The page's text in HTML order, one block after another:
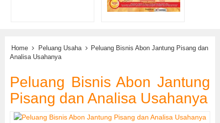
Home Peluang Usaha
Peluang Bisnis Abon Jantung Pisang dan
Analisa Usahanya
Peluang Bisnis Abon Jantung
Pisang dan Analisa Usahanya